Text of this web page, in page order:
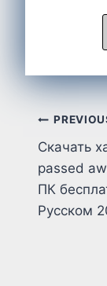
Post
Скачать
passed
ПК
Русском